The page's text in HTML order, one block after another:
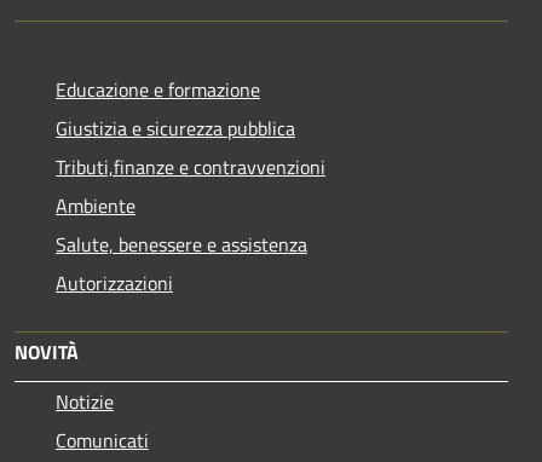
Educazione e formazione
Giustizia e sicurezza pubblica
Tributi,finanze e contravvenzioni
Ambiente
Salute, benessere e assistenza
Autorizzazioni
NOVITÀ
Notizie
Comunicati